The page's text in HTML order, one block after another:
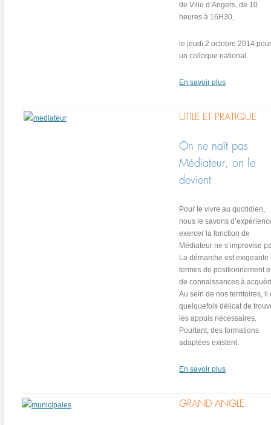
de Ville d’Angers, de 10
heures à 16H30,
le jeudi 2 octobre 2014 pour
un colloque national.
En savoir plus
UTILE ET PRATIQUE
On ne naît pas
Médiateur, on le
devient
Pour le vivre au quotidien,
nous le savons
exercer la fonction de
Médiateur ne s’improvise
La démarche est exigeante
termes de positionnement
de connaissances à
Au sein de nos territoires, il
quelquefois délicat de
les appuis nécessaires.
Pourtant, des formations
adaptées existent.
En savoir plus
GRAND ANGLE